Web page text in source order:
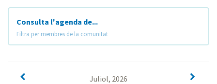
Consulta l'agenda de...
Filtra per membres de la comunitat
Juliol, 2026